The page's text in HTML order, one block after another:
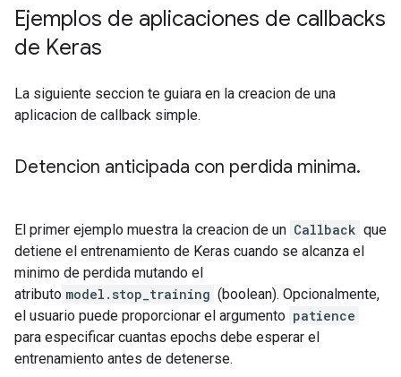
Para el  batch 16, la perdida (loss) es    8.05.
Para el  batch 17, la perdida (loss) es    8.05.
Para el  batch 18, la perdida (loss) es    8.12.
Ejemplos de aplicaciones de callbacks
de Keras
La siguiente seccion te guiara en la creacion de una
aplicacion de callback simple.
Detencion anticipada con perdida minima.
El primer ejemplo muestra la creacion de un Callback que
detiene el entrenamiento de Keras cuando se alcanza el
minimo de perdida mutando el
atributo model.stop_training (boolean). Opcionalmente,
el usuario puede proporcionar el argumento patience
para especificar cuantas epochs debe esperar el
entrenamiento antes de detenerse.